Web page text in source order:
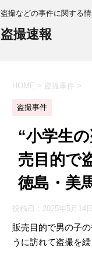
盗撮などの事件に関する
盗撮速報
HOME > 盗撮事件 >
盗撮事件
“小学生
売目的で
徳島・美
投稿日： 2025年5月14日
販売目的で男の子
うに訪れて盗撮を